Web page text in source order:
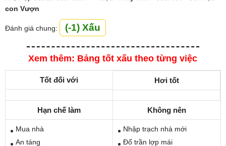
con Vượn
Đánh giá chung: (-1) Xấu
Xem thêm: Bảng tốt xấu theo từng việc
Tốt đối với Hơi tốt
Hạn chế làm
Mua nhà
An táng
Không nên
Nhập trạch nhà mới
Đổ trần lợp mái